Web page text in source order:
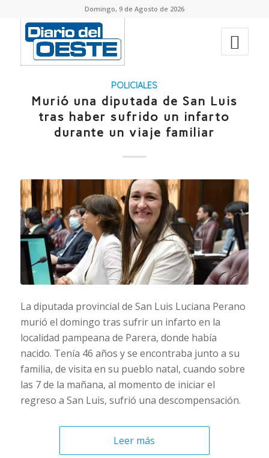
Domingo, 9 de Agosto de 2026
POLICIALES
Murió una diputada de San Luis
tras haber sufrido un infarto
durante un viaje familiar
La diputada provincial de San Luis Luciana Perano
murió el domingo tras sufrir un infarto en la
localidad pampeana de Parera, donde había
nacido. Tenía 46 años y se encontraba junto a su
familia, de visita en su pueblo natal, cuando sobre
las 7 de la mañana, al momento de iniciar el
regreso a San Luis, sufrió una descompensación.
Leer más